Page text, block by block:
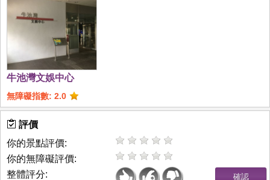
牛池灣文娛中心
無障礙指數: 2.0
評價
你的景點評價:
你的無障礙評價:
整體評分: